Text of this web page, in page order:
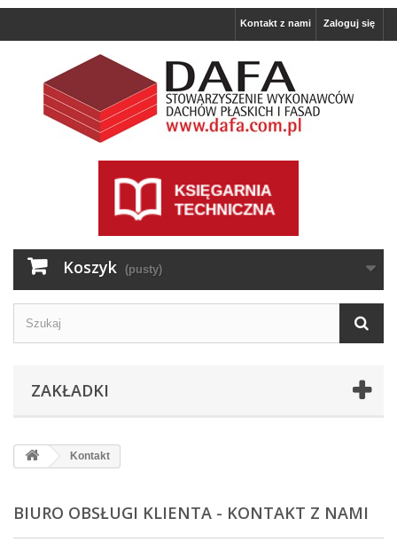
Zaloguj się
Kontakt z nami
Koszyk (pusty)
ZAKŁADKI
Kontakt
BIURO OBSŁUGI KLIENTA - KONTAKT Z NAMI